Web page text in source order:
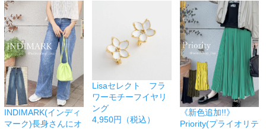
INDIMARK(インディ
マーク)長身さんにオ
Lisaセレクト フラ
ワーモチーフイヤリ
ング
4,950円（税込）
《新色追加!!》
Priority(プライオリテ